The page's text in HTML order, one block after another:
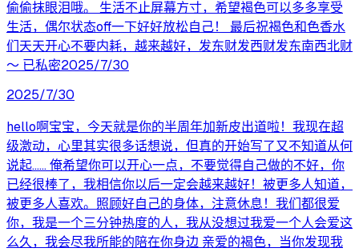
偷偷抹眼泪哦。 生活不止屏幕方寸，希望褐色可以多多享受
生活，偶尔状态off一下好好放松自己！ 最后祝褐色和色香水
们天天开心不要内耗，越来越好，发东财发西财发东南西北财
～ 已私密2025/7/30
2025/7/30
hello啊宝宝，今天就是你的半周年加新皮出道啦！我现在超
级激动，心里其实很多话想说，但真的开始写了又不知道从何
说起…… 俺希望你可以开心一点，不要觉得自己做的不好，你
已经很棒了，我相信你以后一定会越来越好！被更多人知道，
被更多人喜欢。照顾好自己的身体，注意休息！我们都很爱
你，我是一个三分钟热度的人，我从没想过我爱一个人会爱这
么久，我会尽我所能的陪在你身边 亲爱的褐色，当你发现我